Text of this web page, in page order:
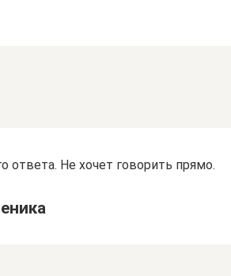
ответа. Не хочет говорить прямо.